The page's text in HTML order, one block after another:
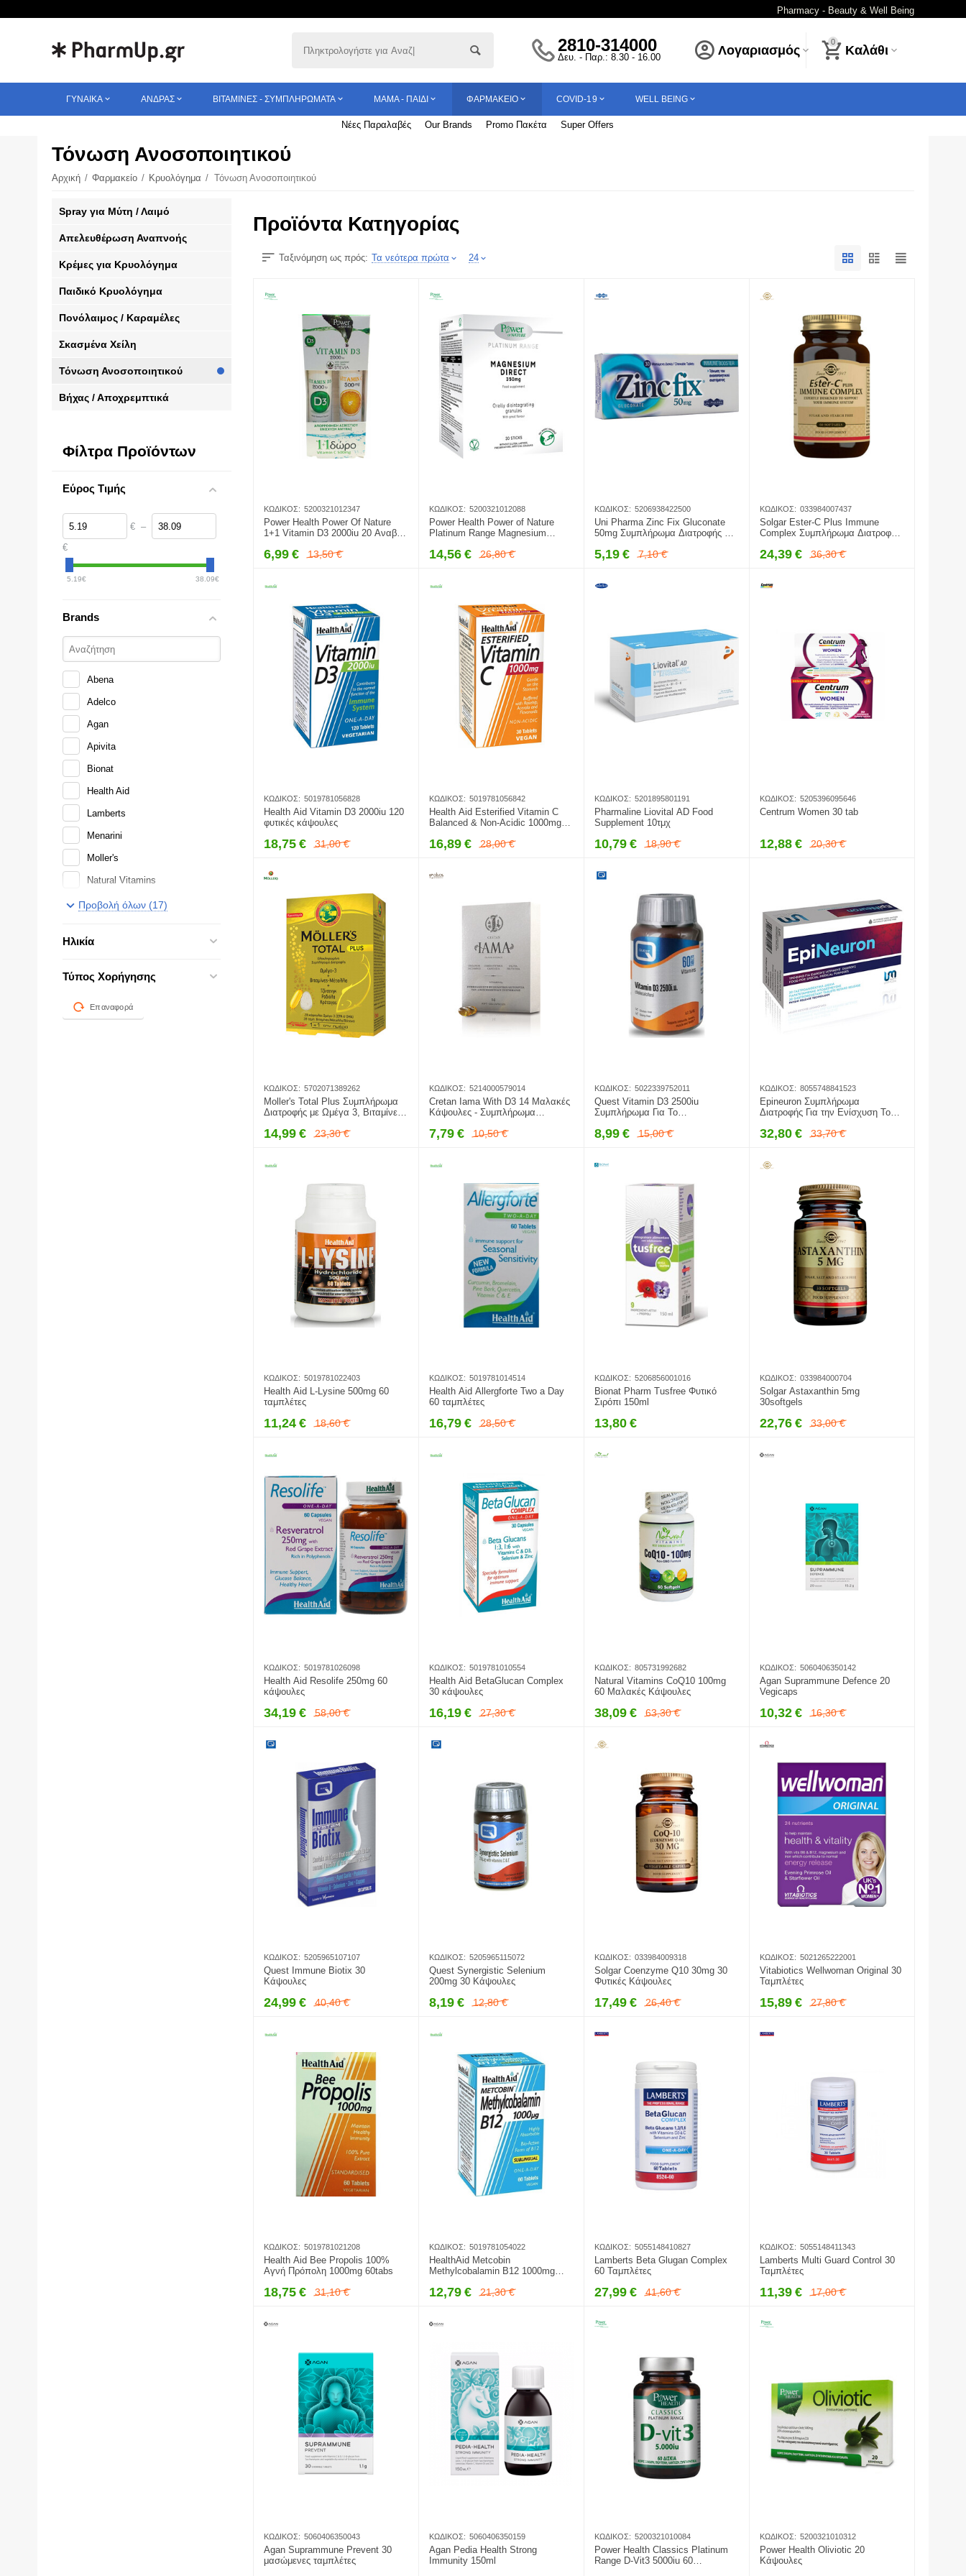
Pharmacy - Beauty & Well Being
2810-314000
Δευ. - Παρ.: 8.30 - 16.00 Λογαριασμός
0
Καλάθι
ΓΥΝΑΊΚΑ ΆΝΔΡΑΣ ΒΙΤΑΜΊΝΕΣ - ΣΥΜΠΛΗΡΏΜΑΤΑ ΜΑΜΆ - ΠΑΙΔΊ ΦΑΡΜΑΚΕΊΟ COVID-19 WELL BEING
Νέες Παραλαβές Our Brands Promo Πακέτα Super Offers
Τόνωση Ανοσοποιητικού
Αρχική / Φαρμακείο / Κρυολόγημα / Τόνωση Ανοσοποιητικού
Προϊόντα Κατηγορίας
Ταξινόμηση ως πρός: Τα νεότερα πρώτα 24
ΚΩΔΙΚΌΣ: 5200321012347
Power Health Power Of Nature
1+1 Vitamin D3 2000iu 20 Αναβρ.
20 Αναβρ. Δισκία
13,50 €
6,99 €
ΚΩΔΙΚΌΣ: 5200321012088
Power Health Power of Nature
Platinum Range Magnesium
Διατροφής με Μαγνήσιο 30
26,80 €
14,56 €
ΚΩΔΙΚΌΣ: 5206938422500
Uni Pharma Zinc Fix Gluconate
50mg Συμπλήρωμα Διατροφής για
Συστήματος, 30 Μασώμενα
7,10 €
5,19 €
ΚΩΔΙΚΌΣ: 033984007437
Solgar Ester-C Plus Immune
Complex Συμπλήρωμα Διατροφής
Ester-C για Ενίσχυση του
36,30 €
24,39 €
ΚΩΔΙΚΌΣ: 5019781056828
Health Aid Vitamin D3 2000iu 120
φυτικές κάψουλες
31,00 €
18,75 €
ΚΩΔΙΚΌΣ: 5019781056842
Health Aid Esterified Vitamin C
Balanced & Non-Acidic 1000mg
28,00 €
16,89 €
ΚΩΔΙΚΌΣ: 5201895801191
Pharmaline Liovital AD Food
Supplement 10τμχ
18,90 €
10,79 €
ΚΩΔΙΚΌΣ: 5205396095646
Centrum Women 30 tab
20,30 €
12,88 €
ΚΩΔΙΚΌΣ: 5702071389262
Moller's Total Plus Συμπλήρωμα
Διατροφής με Ωμέγα 3, Βιταμίνες,
Βότανα - Για Ολοκληρωμένη
23,30 €
14,99 €
ΚΩΔΙΚΌΣ: 5214000579014
Cretan Iama With D3 14 Μαλακές
Κάψουλες - Συμπλήρωμα
Ενίσχυση Της Αμυνας Του
10,50 €
7,79 €
ΚΩΔΙΚΌΣ: 5022339752011
Quest Vitamin D3 2500iu
Συμπλήρωμα Για Το
Ταμπλέτες15,00 €
8,99 €
ΚΩΔΙΚΌΣ: 8055748841523
Epineuron Συμπλήρωμα
Διατροφής Για την Ενίσχυση Του
33,70 €
32,80 €
ΚΩΔΙΚΌΣ: 5019781022403
Health Aid L-Lysine 500mg 60
ταμπλέτες
18,60 €
11,24 €
ΚΩΔΙΚΌΣ: 5019781014514
Health Aid Allergforte Two a Day
60 ταμπλέτες
28,50 €
16,79 €
ΚΩΔΙΚΌΣ: 5206856001016
Bionat Pharm Tusfree Φυτικό
Σιρόπι 150ml
13,80 €
ΚΩΔΙΚΌΣ: 033984000704
Solgar Astaxanthin 5mg
30softgels
33,00 €
22,76 €
ΚΩΔΙΚΌΣ: 5019781026098
Health Aid Resolife 250mg 60
κάψουλες
58,00 €
34,19 €
ΚΩΔΙΚΌΣ: 5019781010554
Health Aid BetaGlucan Complex
30 κάψουλες
27,30 €
16,19 €
ΚΩΔΙΚΌΣ: 805731992682
Natural Vitamins CoQ10 100mg
60 Μαλακές Κάψουλες
63,30 €
38,09 €
ΚΩΔΙΚΌΣ: 5060406350142
Agan Suprammune Defence 20
Vegicaps
16,30 €
10,32 €
ΚΩΔΙΚΌΣ: 5205965107107
Quest Immune Biotix 30
Κάψουλες
40,40 €
24,99 €
ΚΩΔΙΚΌΣ: 5205965115072
Quest Synergistic Selenium
200mg 30 Κάψουλες
12,80 €
8,19 €
ΚΩΔΙΚΌΣ: 033984009318
Solgar Coenzyme Q10 30mg 30
Φυτικές Κάψουλες
26,40 €
17,49 €
ΚΩΔΙΚΌΣ: 5021265222001
Vitabiotics Wellwoman Original 30
Ταμπλέτες
27,80 €
15,89 €
ΚΩΔΙΚΌΣ: 5019781021208
Health Aid Bee Propolis 100%
Αγνή Πρόπολη 1000mg 60tabs
31,10 €
18,75 €
ΚΩΔΙΚΌΣ: 5019781054022
HealthAid Metcobin
Methylcobalamin B12 1000mg
21,30 €
12,79 €
ΚΩΔΙΚΌΣ: 5055148410827
Lamberts Beta Glugan Complex
60 Ταμπλέτες
41,60 €
27,99 €
ΚΩΔΙΚΌΣ: 5055148411343
Lamberts Multi Guard Control 30
Ταμπλέτες
17,00 €
11,39 €
ΚΩΔΙΚΌΣ: 5060406350043
Agan Suprammune Prevent 30
μασώμενες ταμπλέτες
ΚΩΔΙΚΌΣ: 5060406350159
Agan Pedia Health Strong
Immunity 150ml
ΚΩΔΙΚΌΣ: 5200321010084
Power Health Classics Platinum
Range D-Vit3 5000iu 60
ΚΩΔΙΚΌΣ: 5200321010312
Power Health Oliviotic 20
Κάψουλες
Spray για Μύτη / Λαιμό
Απελευθέρωση Αναπνοής
Κρέμες για Κρυολόγημα
Παιδικό Κρυολόγημα
Πονόλαιμος / Καραμέλες
Σκασμένα Χείλη
Τόνωση Ανοσοποιητικού
Βήχας / Αποχρεμπτικά
Φίλτρα Προϊόντων
Εύρος Τιμής
€ –
€
5.19€ 38.09€
Brands
Abena
Adelco
Agan
Apivita
Bionat
Health Aid
Lamberts
Menarini
Moller's
Natural Vitamins
Olvos Science
Quest
Vitabiotics
Προβολή όλων (17)
Ηλικία
Τύπος Χορήγησης
Επαναφορά